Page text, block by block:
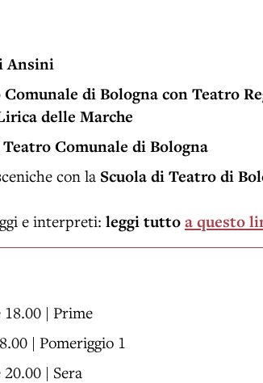
Ansini
di Bologna con Teatro
delle Marche
Comunale di Bologna
con la Scuola di Teatro di
e interpreti: leggi tuttoa questo
| Prime
| Pomeriggio 1
| Sera